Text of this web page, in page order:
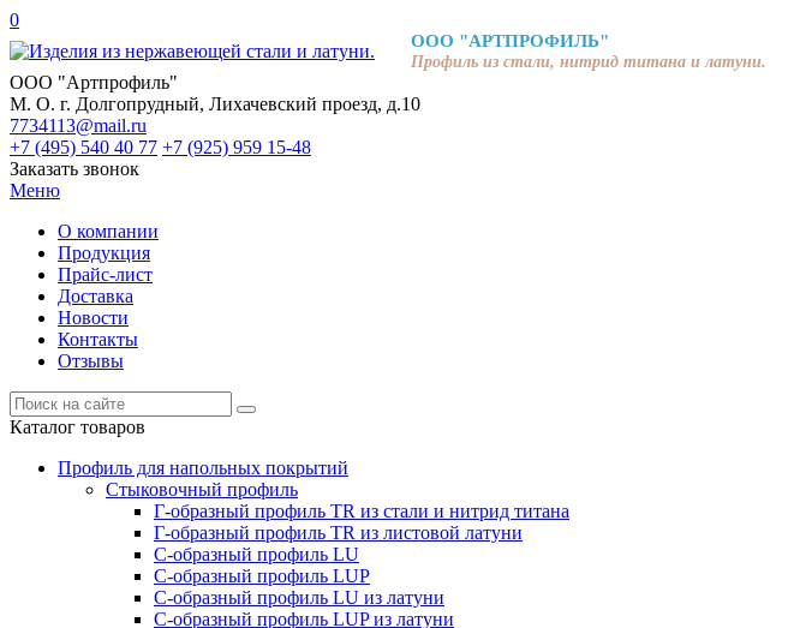
0
ООО "АРТПРОФИЛЬ"
Профиль из стали, нитрид титана и латуни.
ООО "Артпрофиль"
М. О. г. Долгопрудный, Лихачевский проезд, д.10
7734113@mail.ru
+7 (495) 540 40 77 +7 (925) 959 15-48
Заказать звонок
Меню
О компании
Продукция
Прайс-лист
Доставка
Новости
Контакты
Отзывы
Каталог товаров
Профиль для напольных покрытий
Стыковочный профиль
Г-образный профиль TR из стали и нитрид титана
Г-образный профиль TR из листовой латуни
C-образный профиль LU
C-образный профиль LUP
C-образный профиль LU из латуни
C-образный профиль LUP из латуни